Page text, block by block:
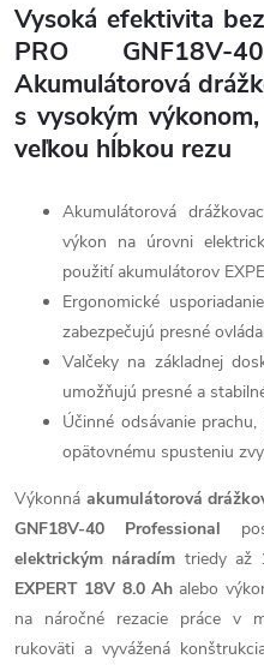
Vysoká efektivita
PRO
Akumulátorová
s vysokým
veľkou hĺbkou rezu
Akumulátorová
výkon na úrovni
použití akumulátorov
Ergonomické
zabezpečujú presné
Valčeky na základnej
umožňujú presné a
Účinné odsávanie
opätovnému spusteniu
Výkonná akumulátorová
GNF18V-40 Professional
elektrickým náradím triedy až
EXPERT 18V 8.0 Ah alebo
na náročné rezacie práce v
rukoväti a vyvážená